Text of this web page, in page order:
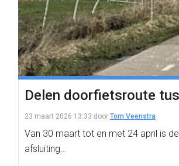
Delen doorfietsroute
23 maart 2026 13:33 door Tom Veenstra
Van 30 maart tot en met 24 april is
afsluiting…